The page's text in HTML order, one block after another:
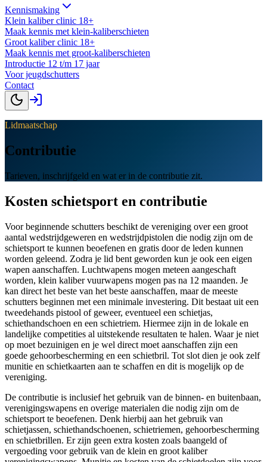
Kennismaking
Klein kaliber clinic 18+
Maak kennis met klein-kaliberschieten
Groot kaliber clinic 18+
Maak kennis met groot-kaliberschieten
Introductie 12 t/m 17 jaar
Voor jeugdschutters
Contact
Lidmaatschap
Contributie
Tarieven, inschrijfgeld en wat er in de contributie zit.
Kosten schietsport en contributie
Voor beginnende schutters beschikt de vereniging over een groot
aantal wedstrijdgeweren en wedstrijdpistolen die nodig zijn om de
schietsport te kunnen beoefenen en gratis door de leden kunnen
worden geleend. Zodra je lid bent geworden kun je ook een eigen
wapen aanschaffen. Luchtwapens mogen meteen aangeschaft
worden, klein kaliber vuurwapens mogen pas na 12 maanden. Je
kan direct het beste van het beste aanschaffen, maar de meeste
schutters beginnen met een minimale investering. Dit bestaat uit een
tweedehands pistool of geweer, eventueel een schietjas,
schiethandschoen en een schietriem. Hiermee zijn in de lokale en
landelijke competities al uitstekende resultaten te halen. Waar je niet
op moet bezuinigen en je wel direct moet aanschaffen zijn een
goede gehoorbescherming en een schietbril. Tot slot dien je ook zelf
munitie en schietkaarten aan te schaffen en dit is mogelijk op de
vereniging.
De contributie is inclusief het gebruik van de binnen- en buitenbaan,
verenigingswapens en overige materialen die nodig zijn om de
schietsport te beoefenen. Denk hierbij aan het gebruik van
schietjassen, schiethandschoenen, schietriemen, gehoorbescherming
en schietbrillen. Er zijn geen extra kosten zoals baangeld of
vergoeding voor gebruik van de klein en groot kaliber